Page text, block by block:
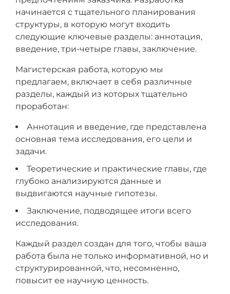
начинается с тщательного планирования
структуры, в которую могут входить
следующие ключевые разделы: аннотация,
введение, три-четыре главы, заключение.
Магистерская работа, которую мы
предлагаем, включает в себя различные
разделы, каждый из которых тщательно
проработан:
Аннотация и введение, где представлена
основная тема исследования, его цели и
задачи.
Теоретические и практические главы, где
глубоко анализируются данные и
выдвигаются научные гипотезы.
Заключение, подводящее итоги всего
исследования.
Каждый раздел создан для того, чтобы ваша
работа была не только информативной, но и
структурированной, что, несомненно,
повысит ее научную ценность.